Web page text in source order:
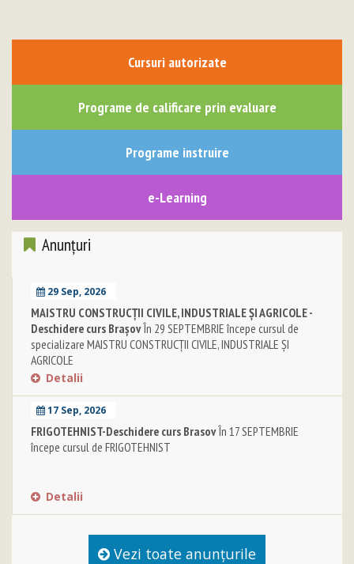
Cursuri autorizate
Programe de calificare prin evaluare
Programe instruire
e-Learning
Anunţuri
29 Sep, 2026
MAISTRU CONSTRUCŢII CIVILE, INDUSTRIALE ŞI AGRICOLE -
Deschidere curs BrașovÎn 29 SEPTEMBRIE începe cursul de
specializare MAISTRU CONSTRUCŢII CIVILE, INDUSTRIALE ŞI
AGRICOLE
Detalii
17 Sep, 2026
FRIGOTEHNIST-Deschidere curs BrasovÎn 17 SEPTEMBRIE
începe cursul de FRIGOTEHNIST
Detalii
Vezi toate anunţurile